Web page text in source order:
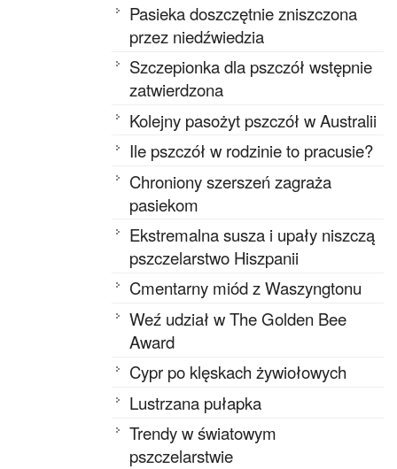
Pasieka doszczętnie zniszczona
przez niedźwiedzia
Szczepionka dla pszczół wstępnie
zatwierdzona
Kolejny pasożyt pszczół w Australii
Ile pszczół w rodzinie to pracusie?
Chroniony szerszeń zagraża
pasiekom
Ekstremalna susza i upały niszczą
pszczelarstwo Hiszpanii
Cmentarny miód z Waszyngtonu
Weź udział w The Golden Bee
Award
Cypr po klęskach żywiołowych
Lustrzana pułapka
Trendy w światowym
pszczelarstwie